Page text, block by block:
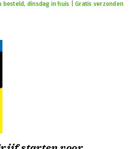
besteld, dinsdag in huis | Gratis verzonden